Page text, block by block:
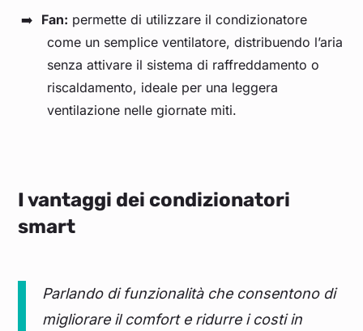
Fan: permette di utilizzare il condizionatore
come un semplice ventilatore, distribuendo l’aria
senza attivare il sistema di raffreddamento o
riscaldamento, ideale per una leggera
ventilazione nelle giornate miti.
I vantaggi dei condizionatori
smart
Parlando di funzionalità che consentono di
migliorare il comfort e ridurre i costi in